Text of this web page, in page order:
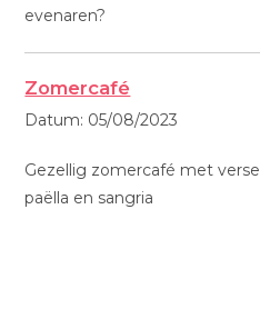
evenaren?
Zomercafé
Datum: 05/08/2023
Gezellig zomercafé met verse
paëlla en sangria